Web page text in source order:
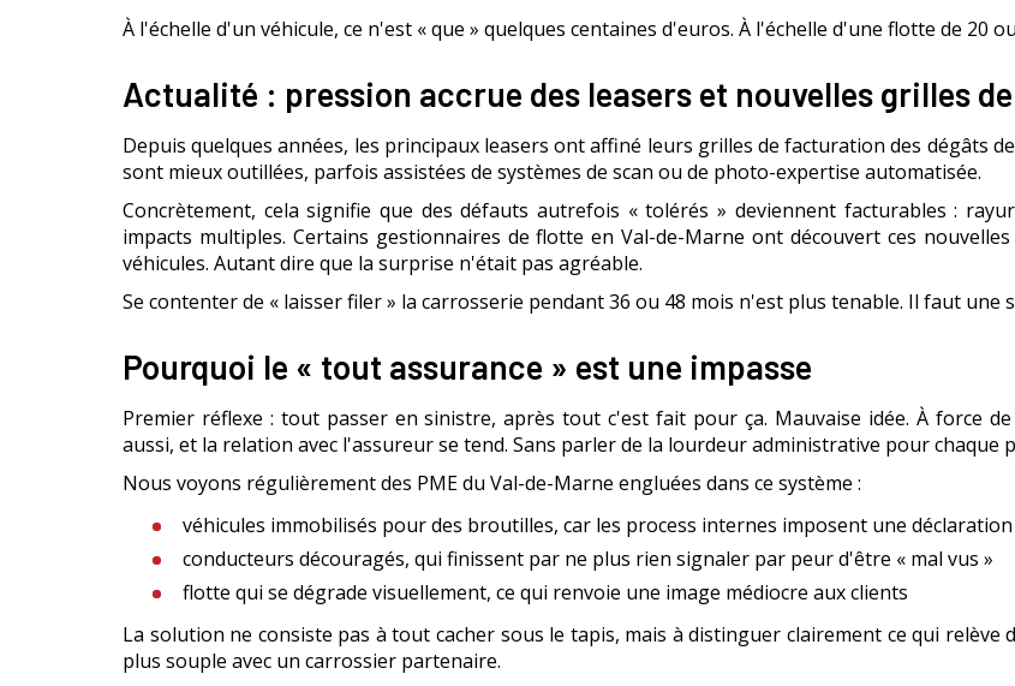
À l'échelle d'un véhicule, ce n'est « que » quelques centaines d'euros. À l'échelle d'une flotte de 20
Actualité : pression accrue des leasers et nouvelles grilles
Depuis quelques années, les principaux leasers ont affiné leurs grilles de facturation des dégâts
sont mieux outillées, parfois assistées de systèmes de scan ou de photo-expertise automatisée.
Concrètement, cela signifie que des défauts autrefois « tolérés » deviennent facturables :
impacts multiples. Certains gestionnaires de flotte en Val-de-Marne ont découvert ces
véhicules. Autant dire que la surprise n'était pas agréable.
Se contenter de « laisser filer » la carrosserie pendant 36 ou 48 mois n'est plus tenable. Il faut une
Pourquoi le « tout assurance » est une impasse
Premier réflexe : tout passer en sinistre, après tout c'est fait pour ça. Mauvaise idée. À force
aussi, et la relation avec l'assureur se tend. Sans parler de la lourdeur administrative pour chaque
Nous voyons régulièrement des PME du Val-de-Marne engluées dans ce système :
véhicules immobilisés pour des broutilles, car les process internes imposent une
conducteurs découragés, qui finissent par ne plus rien signaler par peur d'être « mal vus »
flotte qui se dégrade visuellement, ce qui renvoie une image médiocre aux clients
La solution ne consiste pas à tout cacher sous le tapis, mais à distinguer clairement ce qui relève
plus souple avec un carrossier partenaire.